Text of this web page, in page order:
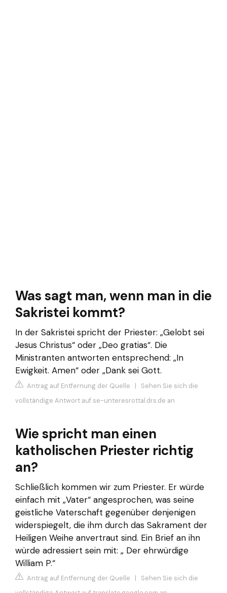
Was sagt man, wenn man in die
Sakristei kommt?
In der Sakristei spricht der Priester: „Gelobt sei
Jesus Christus“ oder „Deo gratias“. Die
Ministranten antworten entsprechend: „In
Ewigkeit. Amen“ oder „Dank sei Gott.
Antrag auf Entfernung der Quelle | Sehen Sie sich die
vollständige Antwort auf se-unteresrottal.drs.de an
Wie spricht man einen
katholischen Priester richtig
an?
Schließlich kommen wir zum Priester. Er würde
einfach mit „Vater“ angesprochen, was seine
geistliche Vaterschaft gegenüber denjenigen
widerspiegelt, die ihm durch das Sakrament der
Heiligen Weihe anvertraut sind. Ein Brief an ihn
würde adressiert sein mit: „ Der ehrwürdige
William P.“
Antrag auf Entfernung der Quelle | Sehen Sie sich die